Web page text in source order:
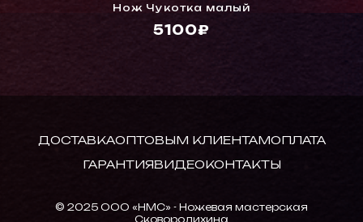
Нож Чукотка малый
5100₽
ДОСТАВКАОПТОВЫМ КЛИЕНТАМОПЛАТА
ГАРАНТИЯВИДЕОКОНТАКТЫ
© 2025 ООО «НМС» - Ножевая мастерская
Сковородихина